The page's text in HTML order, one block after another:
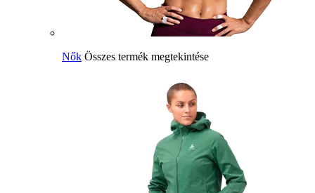
Nők Összes termék megtekintése